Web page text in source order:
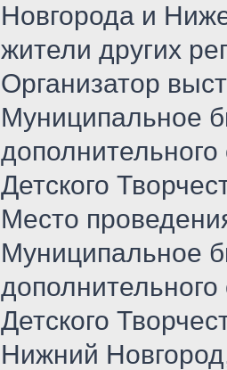
Новгорода и
жители других
Организатор
Муниципальное
Детского
Место
Муниципальное
Детского
Нижний